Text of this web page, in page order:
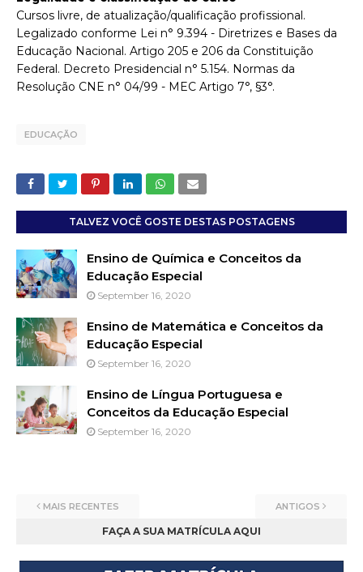
Cursos livre, de atualização/qualificação profissional.
Legalizado conforme Lei n° 9.394 - Diretrizes e Bases da
Educação Nacional. Artigo 205 e 206 da Constituição
Federal. Decreto Presidencial n° 5.154. Normas da
Resolução CNE n° 04/99 - MEC Artigo 7°, §3°.
EDUCAÇÃO
TALVEZ VOCÊ GOSTE DESTAS POSTAGENS
Ensino de Química e Conceitos da
Educação Especial
September 16, 2020
Ensino de Matemática e Conceitos da
Educação Especial
September 16, 2020
Ensino de Língua Portuguesa e
Conceitos da Educação Especial
September 16, 2020
MAIS RECENTES ANTIGOS
FAÇA A SUA MATRÍCULA AQUI